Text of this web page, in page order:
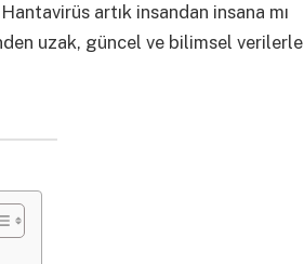
artık insandan insana mı
uzak, güncel ve bilimsel verilerle